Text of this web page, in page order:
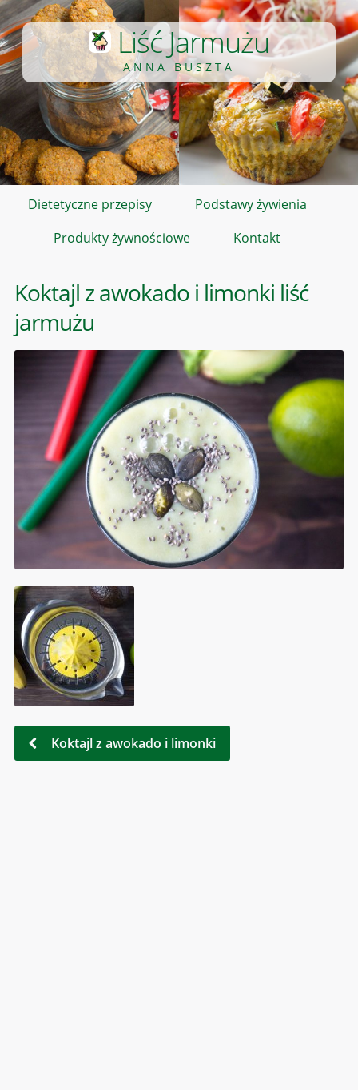
Liść Jarmużu
ANNA BUSZTA
Dietetyczne przepisy
Podstawy żywienia
Produkty żywnościowe
Kontakt
Koktajl z awokado i limonki liść
jarmużu
Koktajl z awokado i limonki